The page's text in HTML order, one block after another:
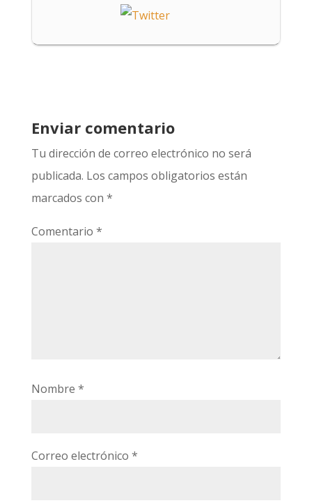
Enviar comentario
Tu dirección de correo electrónico no será
publicada. Los campos obligatorios están
marcados con *
Comentario *
Nombre *
Correo electrónico *